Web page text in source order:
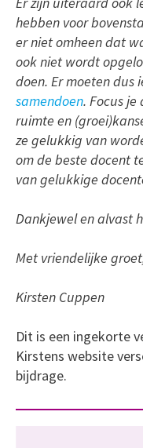
hebben voor
er niet omheen dat
ook niet wordt
doen. Er moeten dus
samendoen. Focus je
ruimte en
ze gelukkig van
om de beste docent
van gelukkige
Dankjewel en alvast
Met vriendelijke
Kirsten Cuppen
Dit is een ingekorte
Kirstens website
bijdrage.